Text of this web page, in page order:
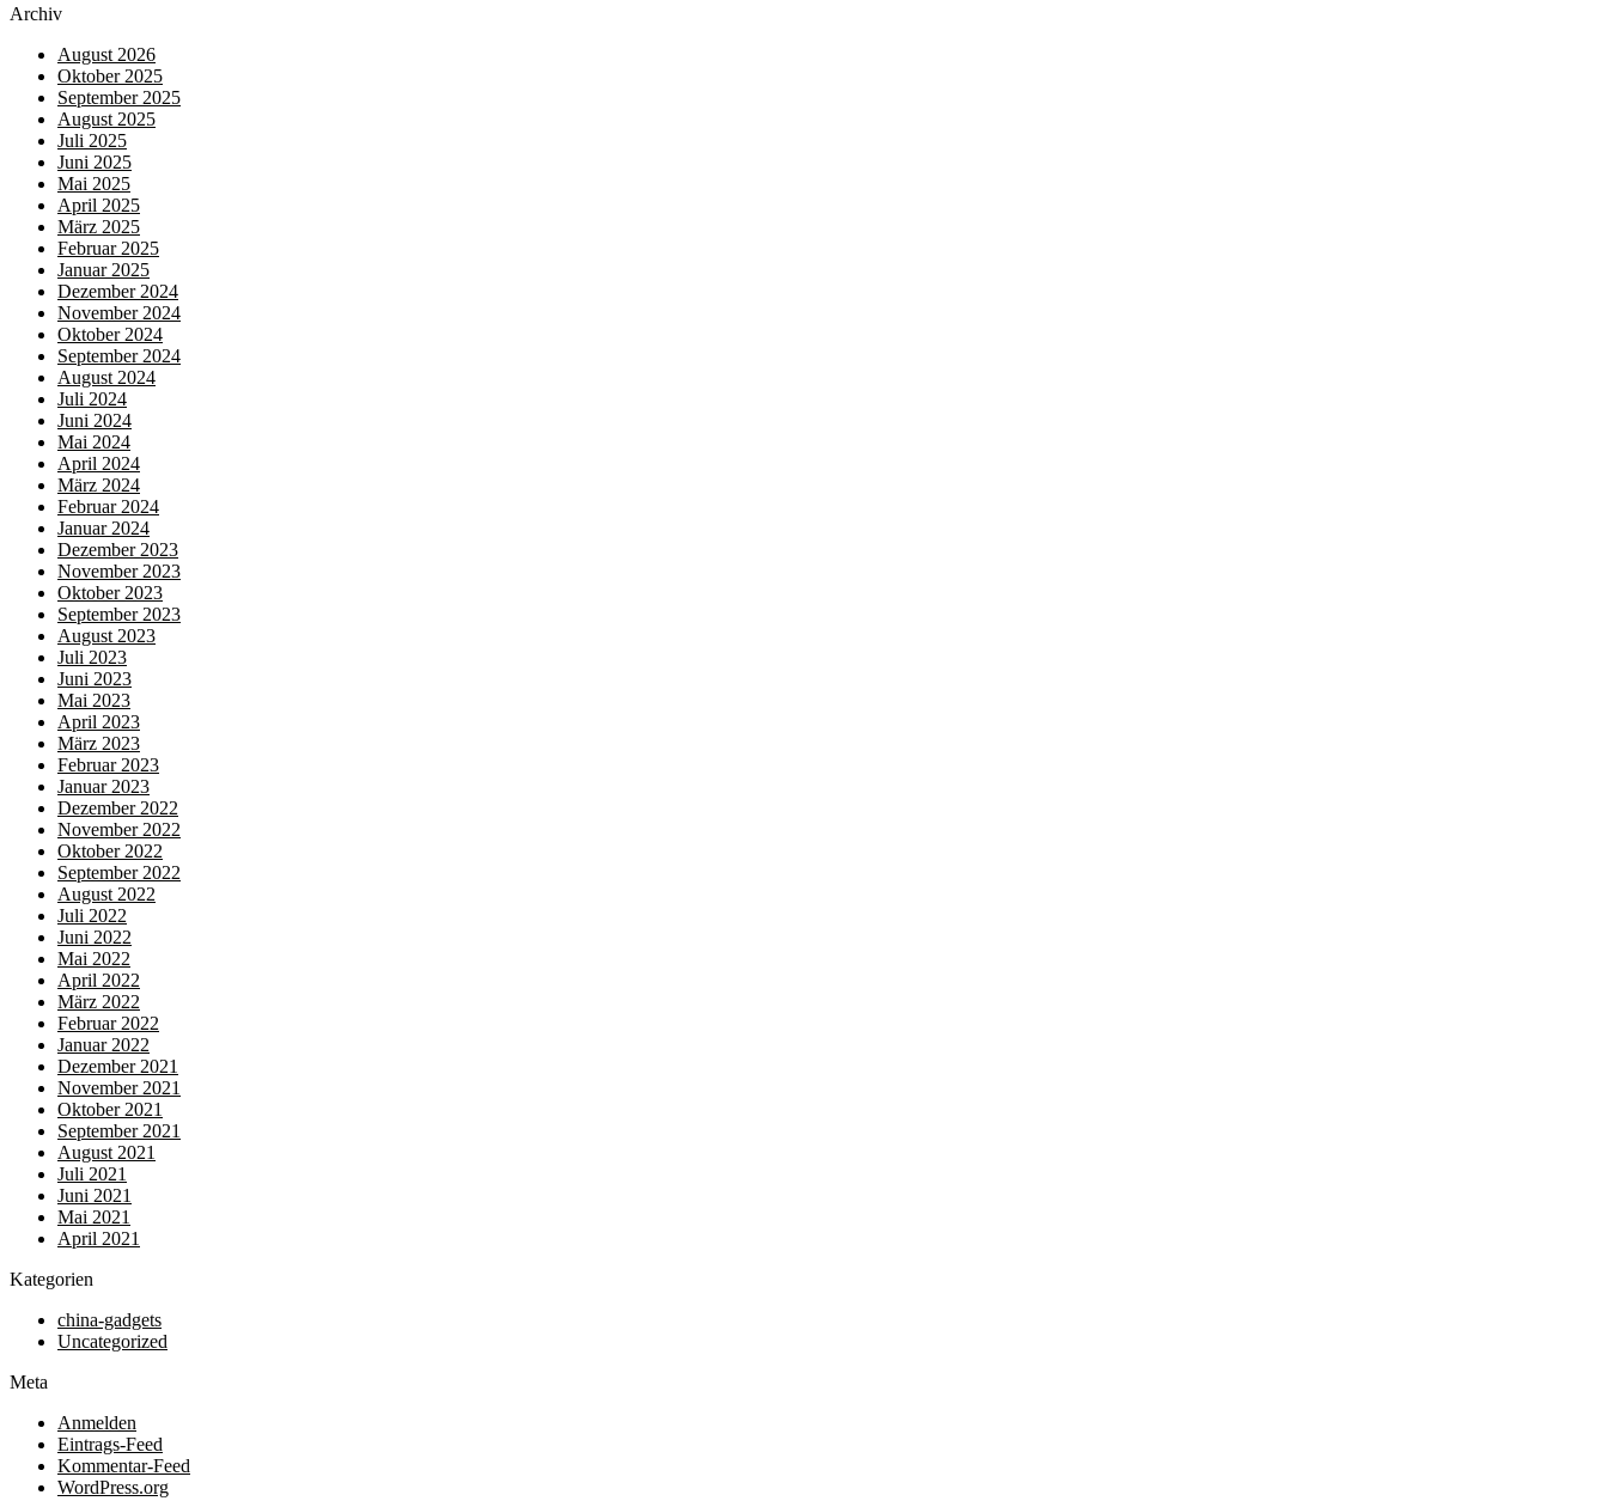
Archiv
August 2026
Oktober 2025
September 2025
August 2025
Juli 2025
Juni 2025
Mai 2025
April 2025
März 2025
Februar 2025
Januar 2025
Dezember 2024
November 2024
Oktober 2024
September 2024
August 2024
Juli 2024
Juni 2024
Mai 2024
April 2024
März 2024
Februar 2024
Januar 2024
Dezember 2023
November 2023
Oktober 2023
September 2023
August 2023
Juli 2023
Juni 2023
Mai 2023
April 2023
März 2023
Februar 2023
Januar 2023
Dezember 2022
November 2022
Oktober 2022
September 2022
August 2022
Juli 2022
Juni 2022
Mai 2022
April 2022
März 2022
Februar 2022
Januar 2022
Dezember 2021
November 2021
Oktober 2021
September 2021
August 2021
Juli 2021
Juni 2021
Mai 2021
April 2021
Kategorien
china-gadgets
Uncategorized
Meta
Anmelden
Eintrags-Feed
Kommentar-Feed
WordPress.org